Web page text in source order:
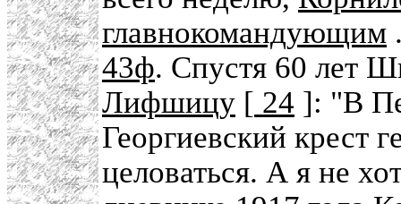
главнокомандующим
43ф. Спустя 60 лет
Лифшицу [ 24 ]: "В
Георгиевский крест
целоваться. А я не